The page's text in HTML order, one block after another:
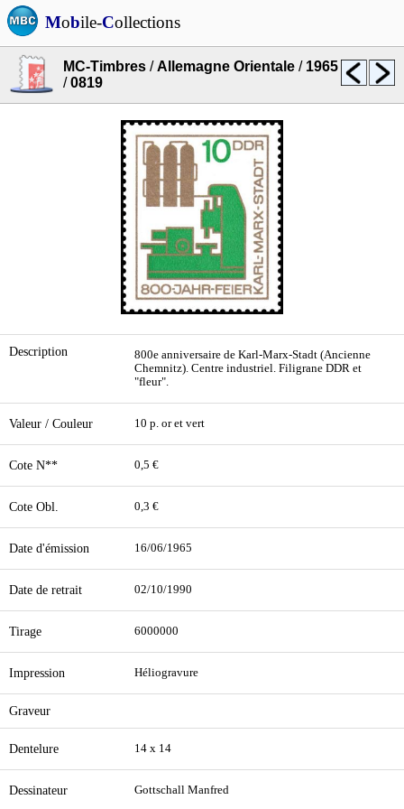
Mobile-Collections
MC-Timbres /Allemagne Orientale / 1965
/0819
Description
800e anniversaire de Karl-Marx-Stadt (Ancienne
Chemnitz). Centre industriel. Filigrane DDR et
"fleur".
Valeur / Couleur 10 p. or et vert
Cote N** 0,5 €
Cote Obl. 0,3 €
Date d'émission 16/06/1965
Date de retrait 02/10/1990
Tirage 6000000
Impression Héliogravure
Graveur
Dentelure 14 x 14
Dessinateur Gottschall Manfred